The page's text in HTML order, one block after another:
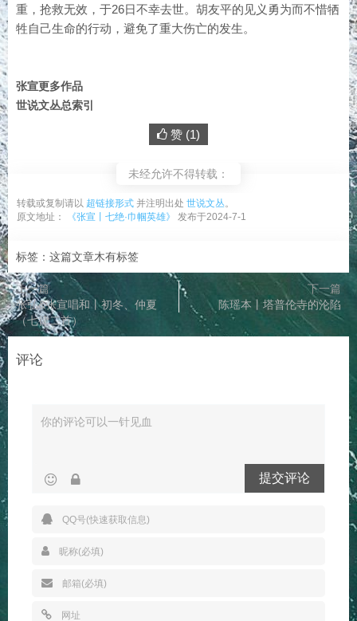
重，抢救无效，于26日不幸去世。胡友平的见义勇为而不惜牺
牲自己生命的行动，避免了重大伤亡的发生。
张宣更多作品
世说文丛总索引
赞 (1)
未经允许不得转载：
转载或复制请以 超链接形式 并注明出处 世说文丛。
原文地址：
《张宣丨七绝·巾帼英雄》 发布于2024-7-1
标签：这篇文章木有标签
上一篇
张弘&张宣唱和丨初冬、仲夏
（七律二首）
下一篇
陈瑶本丨塔普伦寺的沦陷
评论
提交评论